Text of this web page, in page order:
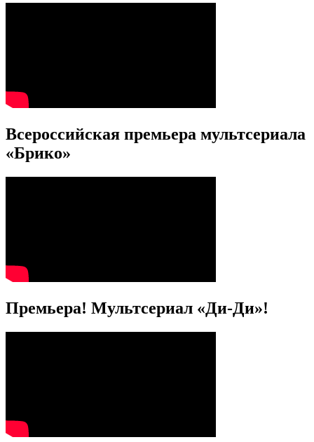
Всероссийская премьера мультсериала
«Брико»
Премьера! Мультсериал «Ди-Ди»!